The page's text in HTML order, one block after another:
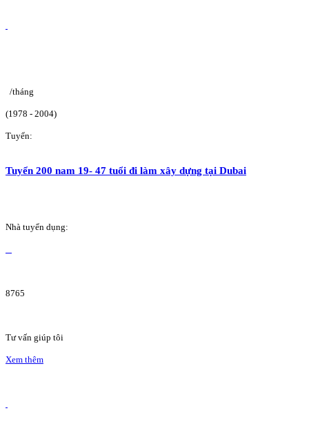
/tháng
(1978 - 2004)
Tuyển:
Tuyển 200 nam 19- 47 tuổi đi làm xây dựng tại Dubai
Nhà tuyển dụng:
8765
Tư vấn giúp tôi
Xem thêm